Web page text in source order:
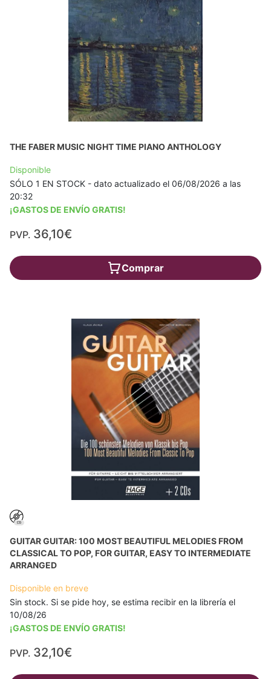
THE FABER MUSIC NIGHT TIME PIANO ANTHOLOGY
Disponible
SÓLO 1 EN STOCK - dato actualizado el 06/08/2026 a las
20:32
¡GASTOS DE ENVÍO GRATIS!
PVP. 36,10€
Comprar
GUITAR GUITAR: 100 MOST BEAUTIFUL MELODIES FROM
CLASSICAL TO POP, FOR GUITAR, EASY TO INTERMEDIATE
ARRANGED
Disponible en breve
Sin stock. Si se pide hoy, se estima recibir en la librería el
10/08/26
¡GASTOS DE ENVÍO GRATIS!
PVP. 32,10€